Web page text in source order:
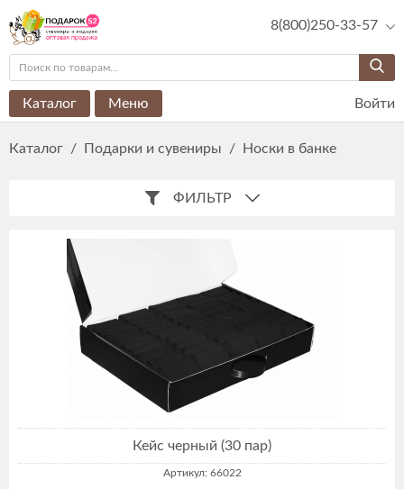
8(800)250-33-57
Каталог Меню Войти
Каталог / Подарки и сувениры / Носки в банке
ФИЛЬТР
Кейс черный (30 пар)
Артикул: 66022